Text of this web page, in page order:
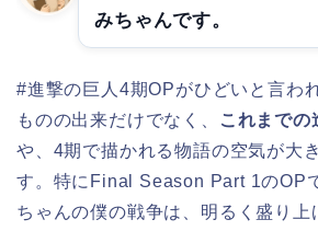
みちゃんです。
#進撃の巨人4期OPがひどいと言わ
ものの出来だけでなく、
これまでの
や、4期で描かれる物語の空気が大
す。特にFinal Season Part 1のOP
ちゃんの僕の戦争は、明るく盛り上